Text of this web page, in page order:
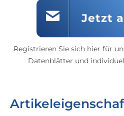
Jetzt
Registrieren Sie sich hier für
Datenblätter und